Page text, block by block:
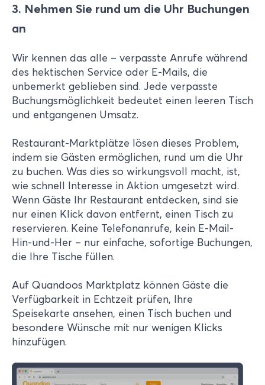
3. Nehmen Sie rund um die Uhr Buchungen
an
Wir kennen das alle – verpasste Anrufe während
des hektischen Service oder E-Mails, die
unbemerkt geblieben sind. Jede verpasste
Buchungsmöglichkeit bedeutet einen leeren Tisch
und entgangenen Umsatz.
Restaurant-Marktplätze lösen dieses Problem,
indem sie Gästen ermöglichen, rund um die Uhr
zu buchen. Was dies so wirkungsvoll macht, ist,
wie schnell Interesse in Aktion umgesetzt wird.
Wenn Gäste Ihr Restaurant entdecken, sind sie
nur einen Klick davon entfernt, einen Tisch zu
reservieren. Keine Telefonanrufe, kein E-Mail-
Hin-und-Her – nur einfache, sofortige Buchungen,
die Ihre Tische füllen.
Auf Quandoos Marktplatz können Gäste die
Verfügbarkeit in Echtzeit prüfen, Ihre
Speisekarte ansehen, einen Tisch buchen und
besondere Wünsche mit nur wenigen Klicks
hinzufügen.